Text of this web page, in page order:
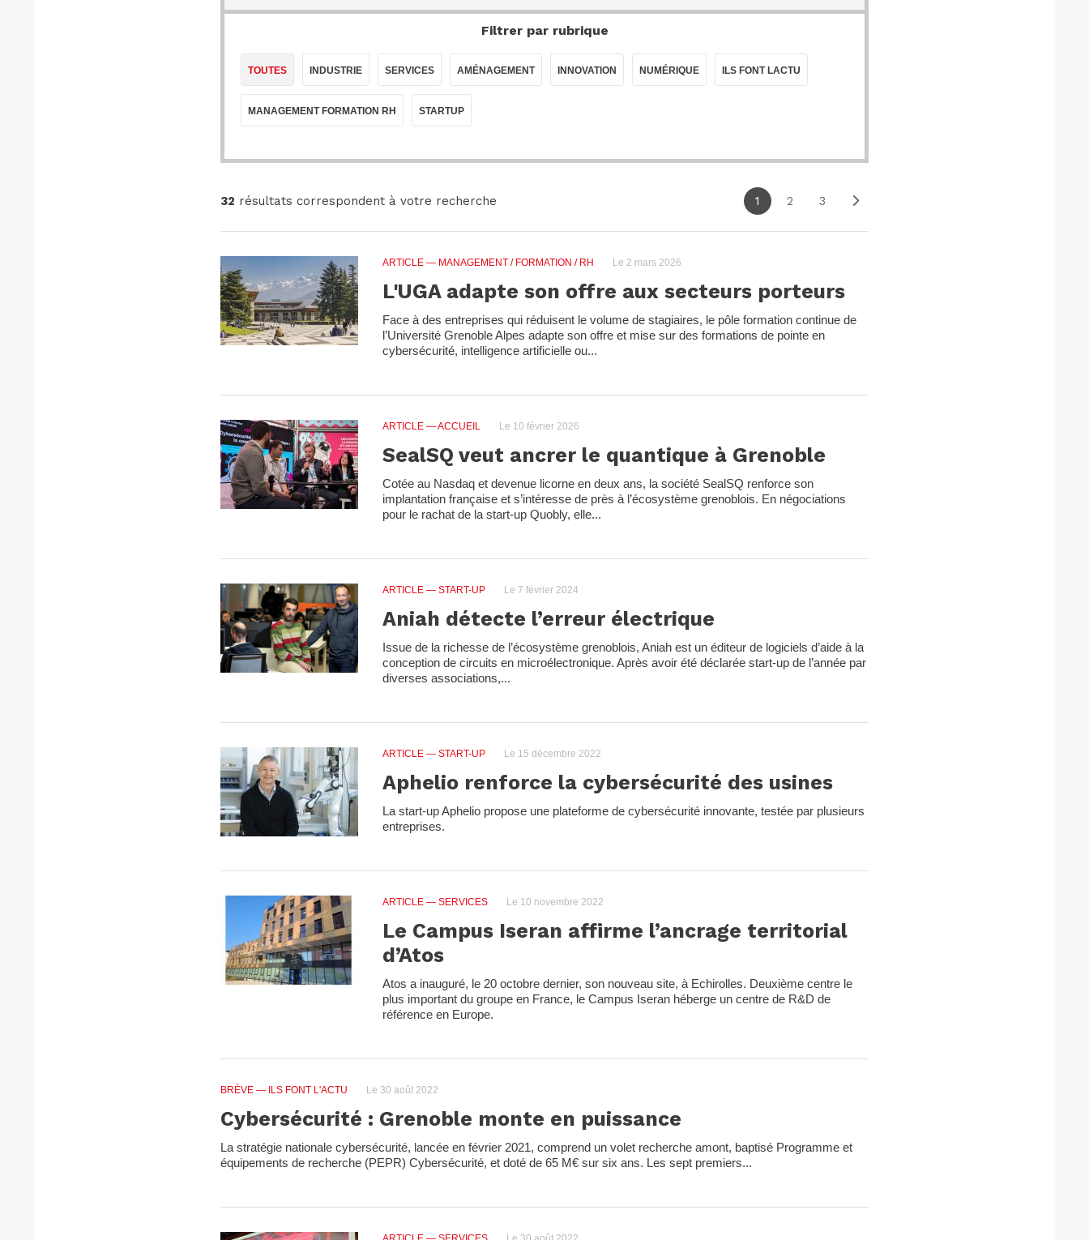
Filtrer par rubrique
TOUTES INDUSTRIE SERVICES AMÉNAGEMENT INNOVATION NUMÉRIQUE ILS FONT LACTU
MANAGEMENT FORMATION RH STARTUP
32 résultats correspondent à votre recherche 1 2 3
ARTICLE — MANAGEMENT / FORMATION / RH Le 2 mars 2026
L'UGA adapte son offre aux secteurs porteurs
Face à des entreprises qui réduisent le volume de stagiaires, le pôle formation continue de
l’Université Grenoble Alpes adapte son offre et mise sur des formations de pointe en
cybersécurité, intelligence artificielle ou...
ARTICLE — ACCUEIL Le 10 février 2026
SealSQ veut ancrer le quantique à Grenoble
Cotée au Nasdaq et devenue licorne en deux ans, la société SealSQ renforce son
implantation française et s’intéresse de près à l’écosystème grenoblois. En négociations
pour le rachat de la start-up Quobly, elle...
ARTICLE — START-UP Le 7 février 2024
Aniah détecte l’erreur électrique
Issue de la richesse de l’écosystème grenoblois, Aniah est un éditeur de logiciels d’aide à la
conception de circuits en microélectronique. Après avoir été déclarée start-up de l’année par
diverses associations,...
ARTICLE — START-UP Le 15 décembre 2022
Aphelio renforce la cybersécurité des usines
La start-up Aphelio propose une plateforme de cybersécurité innovante, testée par plusieurs
entreprises.
ARTICLE — SERVICES Le 10 novembre 2022
Le Campus Iseran affirme l’ancrage territorial
d’Atos
Atos a inauguré, le 20 octobre dernier, son nouveau site, à Echirolles. Deuxième centre le
plus important du groupe en France, le Campus Iseran héberge un centre de R&D de
référence en Europe.
BRÈVE — ILS FONT L'ACTU Le 30 août 2022
Cybersécurité : Grenoble monte en puissance
La stratégie nationale cybersécurité, lancée en février 2021, comprend un volet recherche amont, baptisé Programme et
équipements de recherche (PEPR) Cybersécurité, et doté de 65 M€ sur six ans. Les sept premiers...